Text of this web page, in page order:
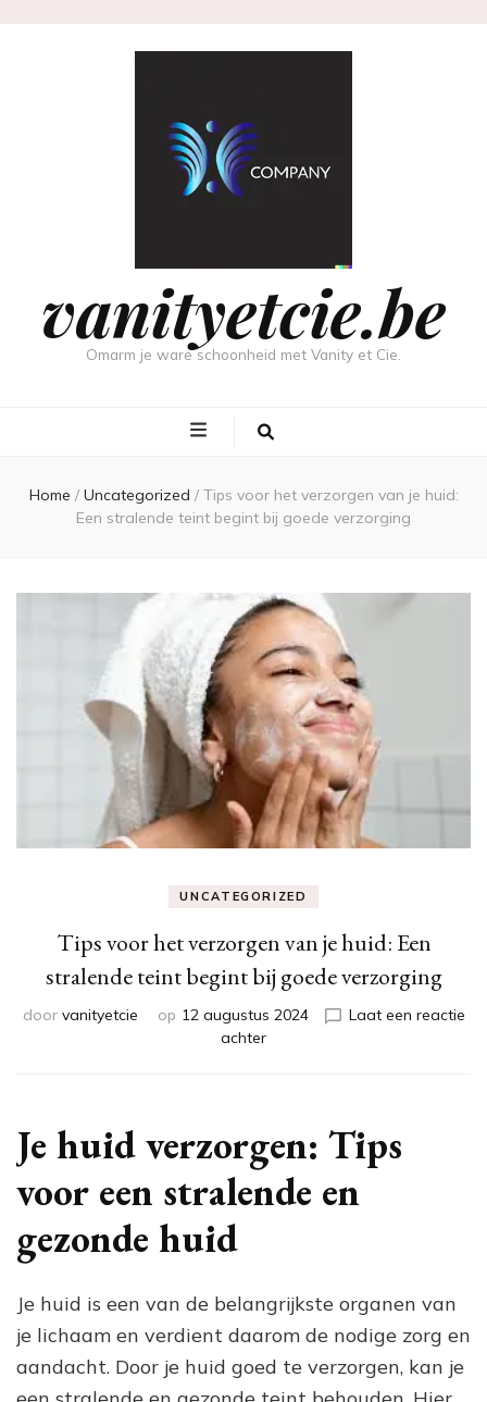
vanityetcie.be
Omarm je ware schoonheid met Vanity et Cie.
Home / Uncategorized / Tips voor het verzorgen van je huid:
Een stralende teint begint bij goede verzorging
UNCATEGORIZED
Tips voor het verzorgen van je huid: Een
stralende teint begint bij goede verzorging
door vanityetcie op 12 augustus 2024
Laat een reactie
achterop
verzorgen
van
je
huid:
bij
goede
verzorging
Je huid verzorgen: Tips
voor een stralende en
gezonde huid
Je huid is een van de belangrijkste organen van
je lichaam en verdient daarom de nodige zorg en
aandacht. Door je huid goed te verzorgen, kan je